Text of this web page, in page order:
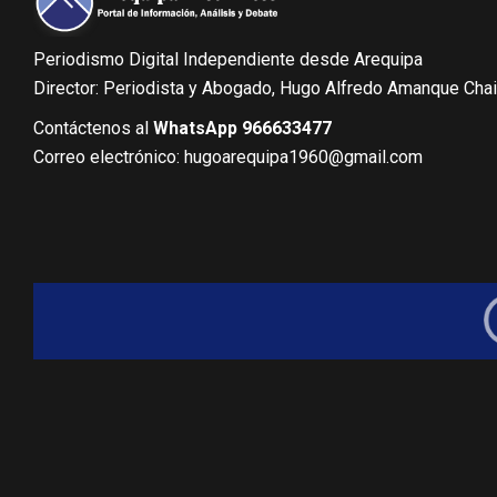
Periodismo Digital Independiente desde Arequipa
Director: Periodista y Abogado, Hugo Alfredo Amanque
Contáctenos al WhatsApp 966633477
Correo electrónico: hugoarequipa1960@gmail.com